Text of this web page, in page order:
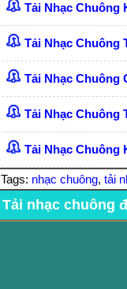
Tải Nhạc Chuông
Tải Nhạc Chuông
Tải Nhạc Chuông
Tải Nhạc Chuông
Tải Nhạc Chuông
Tags: nhạc chuông, tải
Tải nhạc chuông